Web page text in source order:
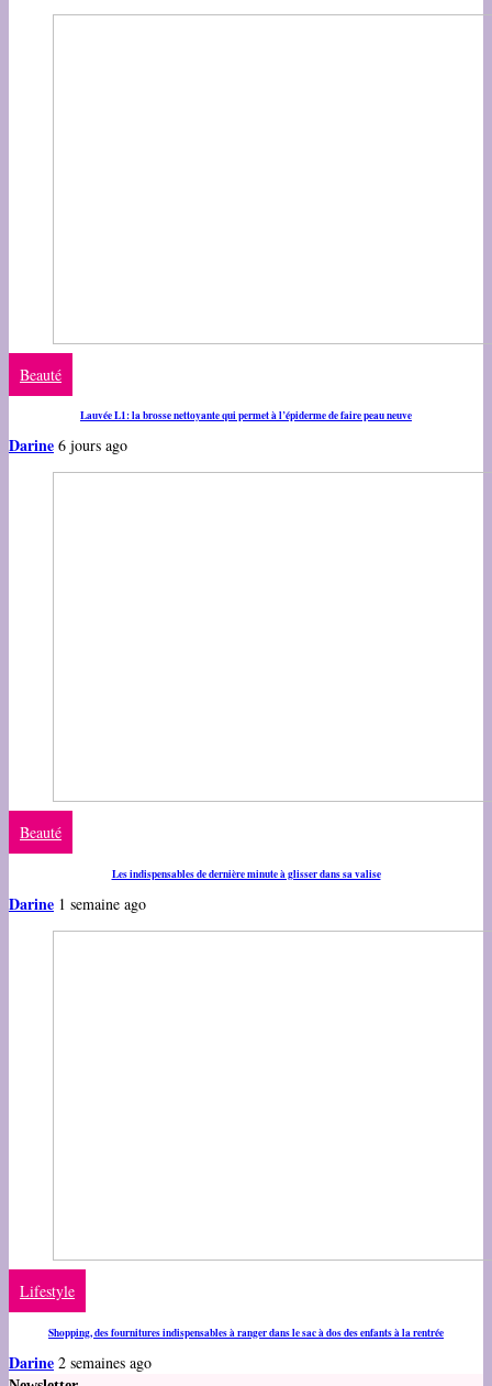
Beauté
Lauvée L1: la brosse nettoyante qui permet à l’épiderme de faire peau neuve
Darine 6 jours ago
Beauté
Les indispensables de dernière minute à glisser dans sa valise
Darine 1 semaine ago
Lifestyle
Shopping, des fournitures indispensables à ranger dans le sac à dos des enfants à la rentrée
Darine 2 semaines ago